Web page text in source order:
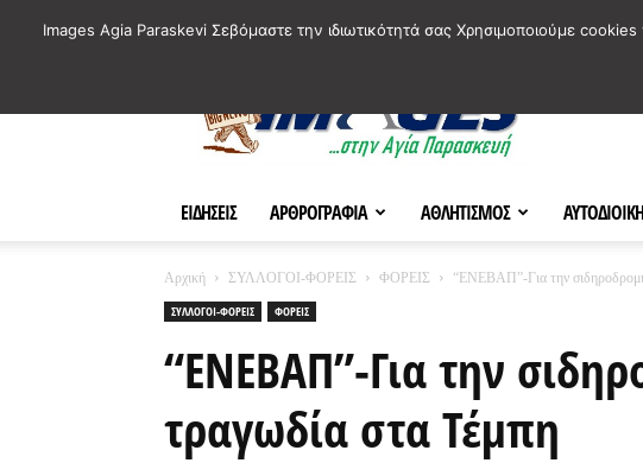
ΕΙΔΗΣΕΙΣ ΑΡΘΡΟΓΡΑΦΙΑ ΑΘΛΗΤΙΣΜΟΣ
Αρχική ΣΥΛΛΟΓΟΙ-ΦΟΡΕΙΣ ΦΟΡΕΙΣ
“ΕΝΕΒΑΠ”-Για την
ΣΥΛΛΟΓΟΙ-ΦΟΡΕΙΣ
ΦΟΡΕΙΣ
“ΕΝΕΒΑΠ”-Για την
τραγωδία στα Τέμπη
Images Agia Paraskevi Σεβόμαστε την ιδιωτικότητά σας Χρησιμοποιούμε